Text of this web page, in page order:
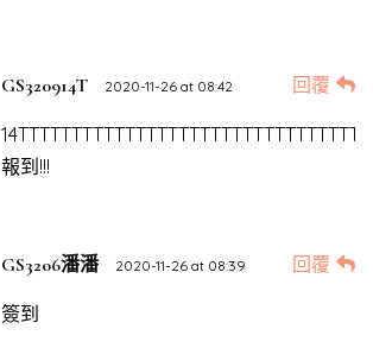
GS320914T 2020-11-26 at 08:42 回覆
報到!!!
GS3206潘潘 2020-11-26 at 08:39 回覆
簽到